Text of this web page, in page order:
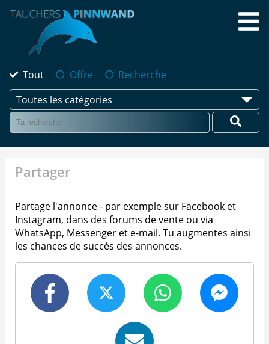
Tout Offre
Recherche
Toutes les catégories
Partager
Partage l'annonce - par exemple sur Facebook et
Instagram, dans des forums de vente ou via
WhatsApp, Messenger et e-mail. Tu augmentes ainsi
les chances de succès des annonces.